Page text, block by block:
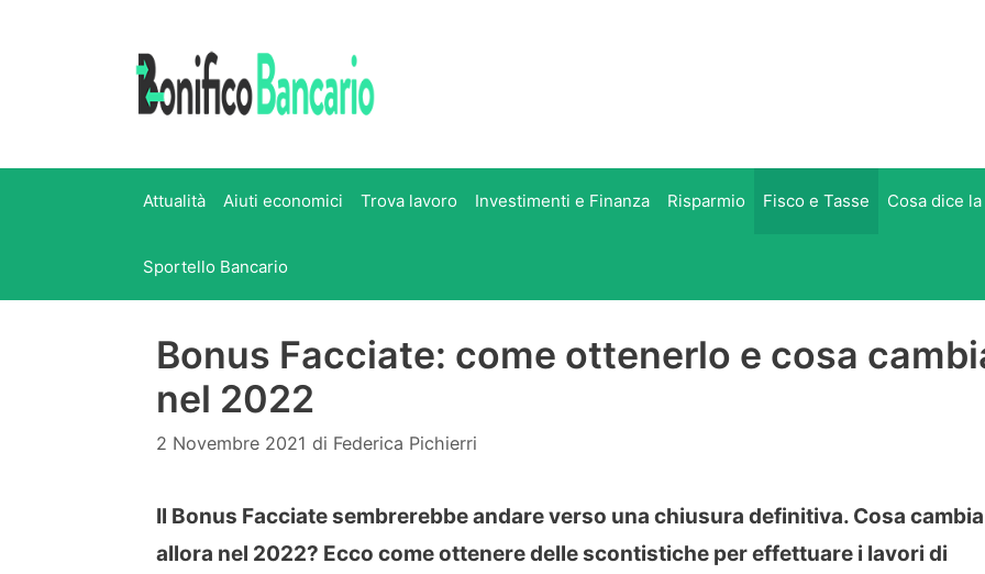
Attualità Aiuti economici Trova lavoro Investimenti e Finanza Risparmio Fisco e Tasse Cosa dice
Sportello Bancario
Bonus Facciate: come ottenerlo e cosa
nel 2022
2 Novembre 2021 di Federica Pichierri
Il Bonus Facciate sembrerebbe andare verso una chiusura definitiva. Cosa cambia
allora nel 2022? Ecco come ottenere delle scontistiche per effettuare i lavori di